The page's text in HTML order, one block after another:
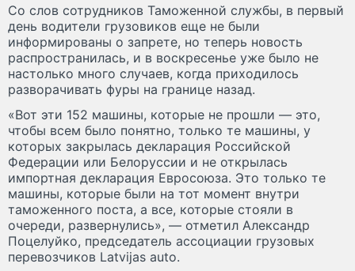
Со слов сотрудников Таможенной службы, в первый
день водители грузовиков еще не были
информированы о запрете, но теперь новость
распространилась, и в воскресенье уже было не
настолько много случаев, когда приходилось
разворачивать фуры на границе назад.
«Вот эти 152 машины, которые не прошли — это,
чтобы всем было понятно, только те машины, у
которых закрылась декларация Российской
Федерации или Белоруссии и не открылась
импортная декларация Евросоюза. Это только те
машины, которые были на тот момент внутри
таможенного поста, а все, которые стояли в
очереди, развернулись», — отметил Александр
Поцелуйко, председатель ассоциации грузовых
перевозчиков Latvijas auto.